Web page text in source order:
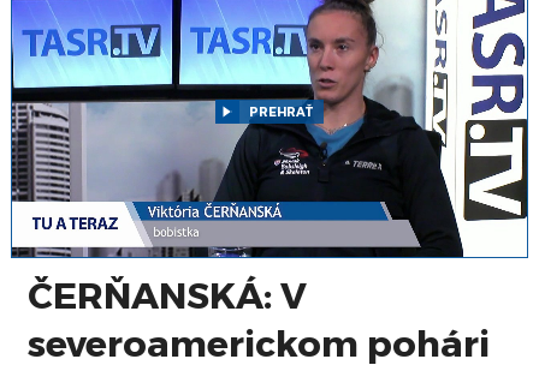
KONTAKT
ARCHÍV
PREHRAŤ
ČERŇANSKÁ: V
severoamerickom pohári